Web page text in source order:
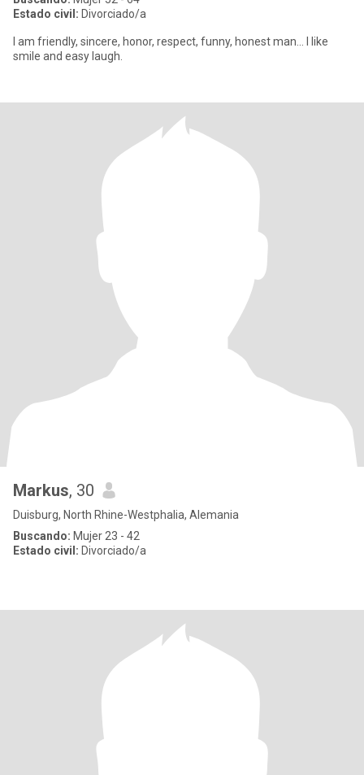
Estado civil: Divorciado/a
I am friendly, sincere, honor, respect, funny, honest man... I like
smile and easy laugh.
Markus, 30
Duisburg, North Rhine-Westphalia, Alemania
Buscando: Mujer 23 - 42
Estado civil: Divorciado/a